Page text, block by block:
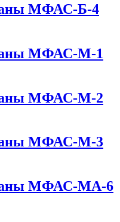
МФАС-Б-4
МФАС-М-1
МФАС-М-2
МФАС-М-3
МФАС-МА-6